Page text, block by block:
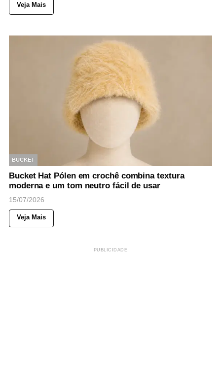
Veja Mais
BUCKET
Bucket Hat Pólen em crochê combina textura
moderna e um tom neutro fácil de usar
15/07/2026
Veja Mais
PUBLICIDADE